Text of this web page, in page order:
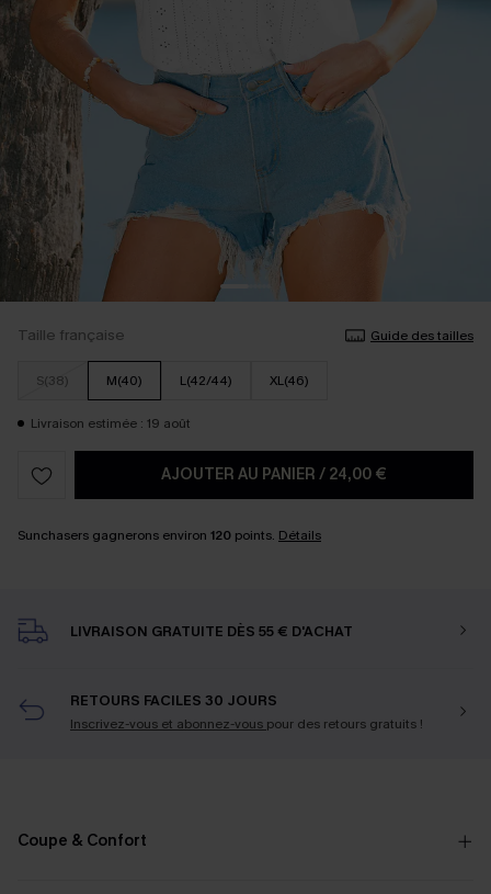
Taille française Guide des tailles
S(38) M(40) L(42/44) XL(46)
Livraison estimée : 19 août
AJOUTER AU PANIER / 24,00 €
Sunchasers gagnerons environ 120 points. Détails
LIVRAISON GRATUITE DÈS 55 € D'ACHAT
RETOURS FACILES 30 JOURS
Inscrivez-vous et abonnez-vous pour des retours gratuits !
Coupe & Confort